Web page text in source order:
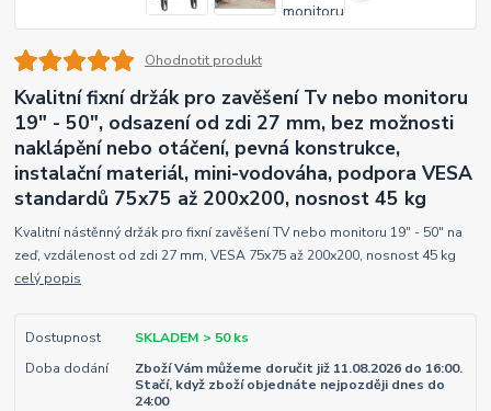
Ohodnotit produkt
Kvalitní fixní držák pro zavěšení Tv nebo monitoru
19" - 50", odsazení od zdi 27 mm, bez možnosti
naklápění nebo otáčení, pevná konstrukce,
instalační materiál, mini-vodováha, podpora VESA
standardů 75x75 až 200x200, nosnost 45 kg
Kvalitní nástěnný držák pro fixní zavěšení TV nebo monitoru 19" - 50" na
zeď, vzdálenost od zdi 27 mm, VESA 75x75 až 200x200, nosnost 45 kg
celý popis
Dostupnost
SKLADEM > 50 ks
Doba dodání
Zboží Vám můžeme doručit již 11.08.2026 do 16:00.
Stačí, když zboží objednáte nejpozději dnes do
24:00